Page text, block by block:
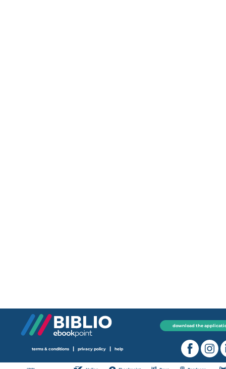
download the
terms & conditions | privacy policy | help